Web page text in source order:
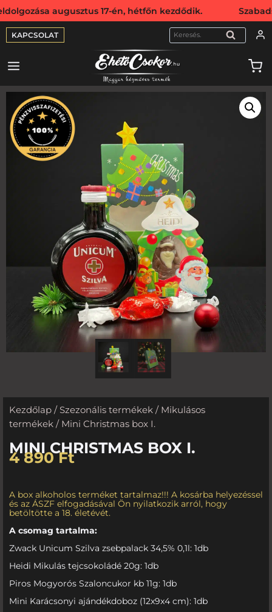
17-én, hétfőn kezdődik. Szabadság
KAPCSOLAT KERESÉS
Kezdőlap / Szezonális termékek / Mikulásos
termékek / Mini Christmas box I.
MINI CHRISTMAS BOX I.
4 890Ft
A box alkoholos terméket tartalmaz!!! A kosárba helyezéssel
és az ÁSZF elfogadásával Ön nyilatkozik arról, hogy
betöltötte a 18. életévét.
A csomag tartalma:
Zwack Unicum Szilva zsebpalack 34,5% 0,1l: 1db
Heidi Mikulás tejcsokoládé 20g: 1db
Piros Mogyorós Szaloncukor kb 11g: 1db
Mini Karácsonyi ajándékdoboz (12x9x4 cm): 1db